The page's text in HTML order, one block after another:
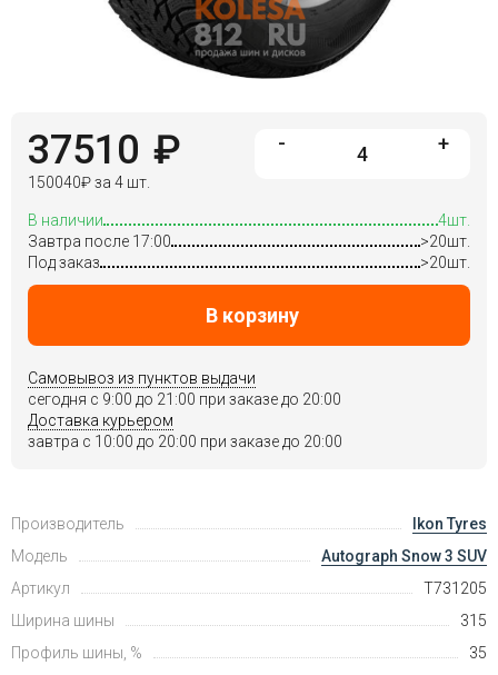
37510 ₽
150040₽за 4 шт.
- +
В наличии
4шт.
Завтра после 17:00
>20шт.
Под заказ
>20шт.
В корзину
Самовывоз из пунктов выдачи
сегодня c 9:00 до 21:00 при заказе до 20:00
Доставка курьером
завтра c 10:00 до 20:00 при заказе до 20:00
Производитель
Ikon Tyres
Модель
Autograph Snow 3 SUV
Артикул
T731205
Ширина шины
315
Профиль шины, %
35